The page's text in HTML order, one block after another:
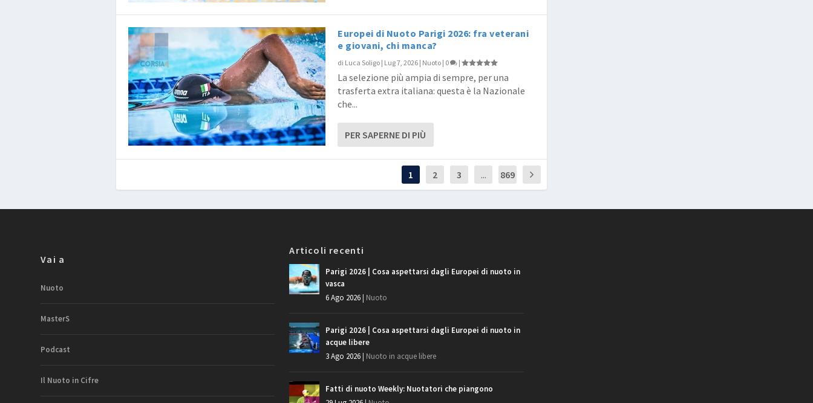
Europei di Nuoto Parigi 2026: fra veterani
e giovani, chi manca?
di Luca Soligo | Lug 7, 2026 | Nuoto | 0 |
La selezione più ampia di sempre, per una
trasferta extra italiana: questa è la Nazionale
che...
PER SAPERNE DI PIÙ
1 2 3 ... 869
Vai a
Nuoto
MasterS
Podcast
Il Nuoto in Cifre
Articoli recenti
Parigi 2026 | Cosa aspettarsi dagli Europei di nuoto in
vasca
6 Ago 2026| Nuoto
Parigi 2026 | Cosa aspettarsi dagli Europei di nuoto in
acque libere
3 Ago 2026| Nuoto in acque libere
Fatti di nuoto Weekly: Nuotatori che piangono